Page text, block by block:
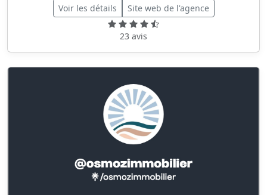
Voir les détails Site web de l'agence
23 avis